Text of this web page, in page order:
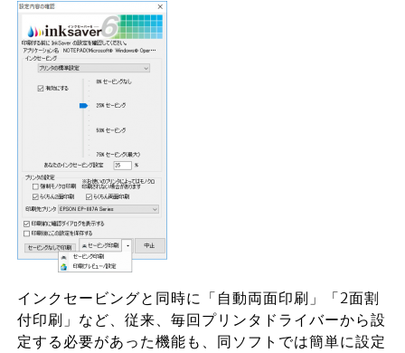
インクセービングと同時に「自動両面印刷」「2面割
付印刷」など、従来、毎回プリンタドライバーから設
定する必要があった機能も、同ソフトでは簡単に設定